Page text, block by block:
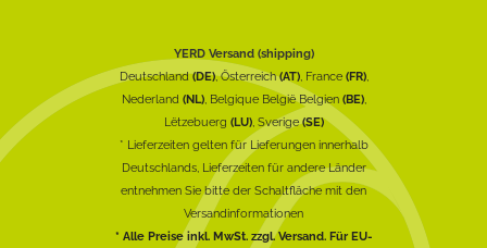
YERD Versand (shipping)
Deutschland(DE), Österreich(AT), France (FR),
Nederland (NL), Belgique België Belgien (BE),
Lëtzebuerg (LU), Sverige(SE)
* Lieferzeiten gelten für Lieferungen innerhalb
Deutschlands, Lieferzeiten für andere Länder
entnehmen Sie bitte der Schaltfläche mit den
Versandinformationen
* Alle Preise inkl. MwSt. zzgl. Versand. Für EU-